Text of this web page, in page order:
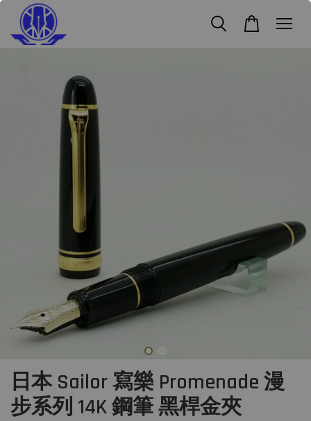
日本 Sailor 寫樂 Promenade 漫
步系列 14K 鋼筆 黑桿金夾